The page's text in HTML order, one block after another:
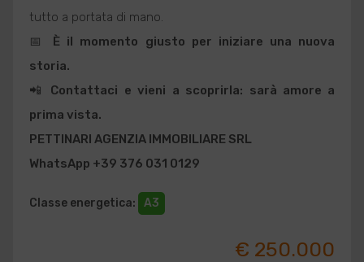
tutto a portata di mano.
📅 È il momento giusto per iniziare una nuova
storia.
📲 Contattaci e vieni a scoprirla: sarà amore a
prima vista.
PETTINARI AGENZIA IMMOBILIARE SRL
WhatsApp +39 376 031 0129
Classe energetica: A3
€ 250.000